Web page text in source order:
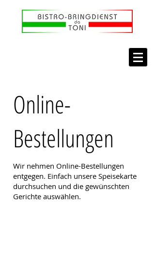
Online-
Bestellungen
Wir nehmen Online-Bestellungen
entgegen. Einfach unsere Speisekarte
durchsuchen und die gewünschten
Gerichte auswählen.